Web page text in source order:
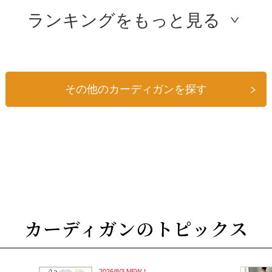
ランキングをもっと見る
その他のカーディガンを探す
カーディガンのトピックス